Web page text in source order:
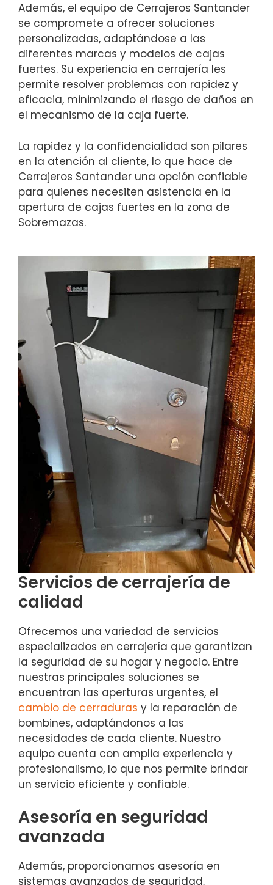
Además, el equipo de Cerrajeros Santander
se compromete a ofrecer soluciones
personalizadas, adaptándose a las
diferentes marcas y modelos de cajas
fuertes. Su experiencia en cerrajería les
permite resolver problemas con rapidez y
eficacia, minimizando el riesgo de daños en
el mecanismo de la caja fuerte.
La rapidez y la confidencialidad son pilares
en la atención al cliente, lo que hace de
Cerrajeros Santander una opción confiable
para quienes necesiten asistencia en la
apertura de cajas fuertes en la zona de
Sobremazas.
Servicios de cerrajería de
calidad
Ofrecemos una variedad de servicios
especializados en cerrajería que garantizan
la seguridad de su hogar y negocio. Entre
nuestras principales soluciones se
encuentran las aperturas urgentes, el
cambio de cerraduras y la reparación de
bombines, adaptándonos a las
necesidades de cada cliente. Nuestro
equipo cuenta con amplia experiencia y
profesionalismo, lo que nos permite brindar
un servicio eficiente y confiable.
Asesoría en seguridad
avanzada
Además, proporcionamos asesoría en
sistemas avanzados de seguridad,